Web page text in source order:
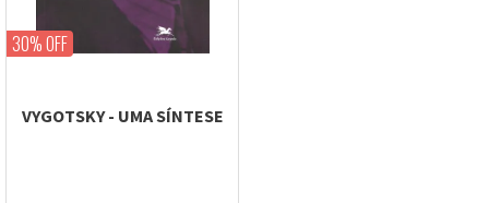
30% OFF
VYGOTSKY - UMA SÍNTESE